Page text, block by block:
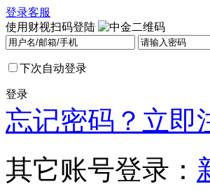
登录客服
使用财视扫码登陆
下次自动登录
登录
忘记密码？ 立即
其它账号登录：